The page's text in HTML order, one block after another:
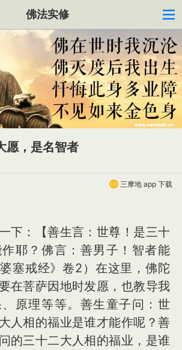
佛法实修
愿，是名智者
三摩地 app 下载
下：【善生言：世尊！是三十
耶？佛言：善男子！智者能
塞戒经》卷2）在这里，佛陀
在菩萨因地时发愿，也教导我
原理等等。善生童子问：世
人相的福业是谁才能作呢？善
的三十二大人相的福业，是谁